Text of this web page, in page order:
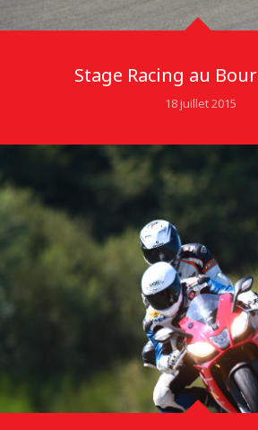
Stage Racing au
18 juillet 2015